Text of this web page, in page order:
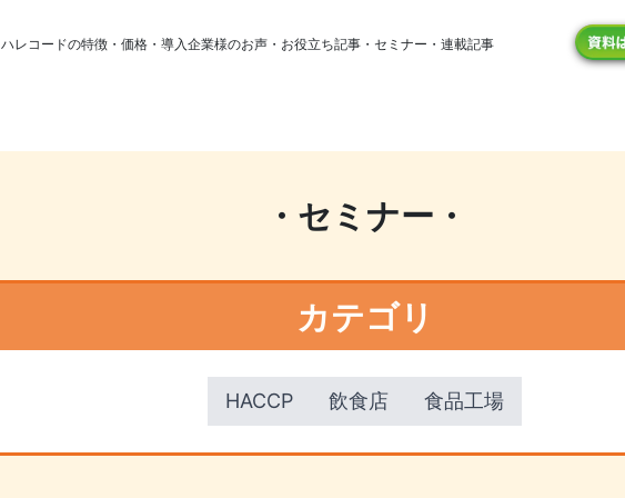
ハレコードの特徴 ・価格 ・導入企業様のお声 ・ お役立ち記事 ・セミナー ・連載記事
・セミナー・
カテゴリ
HACCP 飲食店 食品工場